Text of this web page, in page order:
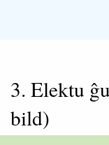
3. Elektu
bild)